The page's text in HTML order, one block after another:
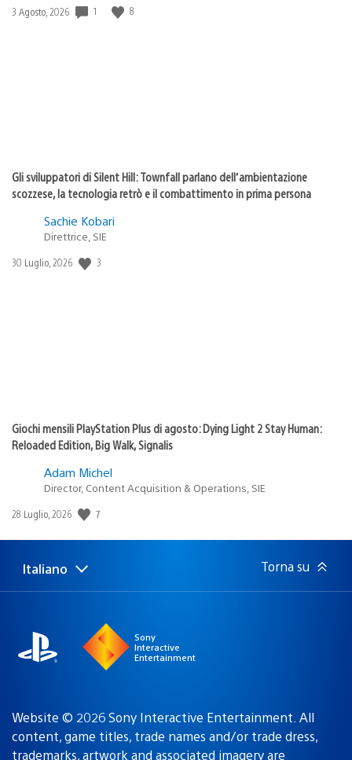
Data
3 Agosto, 2026 1 8
Gli sviluppatori di Silent Hill: Townfall parlano dell’ambientazione
scozzese, la tecnologia retrò e il combattimento in prima persona
Sachie Kobari
Direttrice, SIE
Data
30 Luglio, 2026 3
Giochi mensili PlayStation Plus di agosto: Dying Light 2 Stay Human:
Reloaded Edition, Big Walk, Signalis
Adam Michel
Director, Content Acquisition & Operations, SIE
Data
pubblicazione:
28 Luglio, 2026 7
Seleziona
una
Regione
attuale:
Italiano Torna su
Sony
Interactive
Entertainment
Website © 2026 Sony Interactive Entertainment. All
content, game titles, trade names and/or trade dress,
trademarks, artwork and associated imagery are